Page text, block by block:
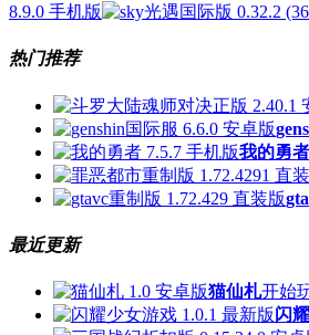
8.9.0 手机版
热门推荐
我的勇者
最近更新
猫仙札开始
闪